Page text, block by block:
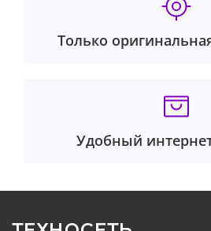
Только
Удобный